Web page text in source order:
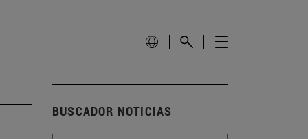
BUSCADOR NOTICIAS